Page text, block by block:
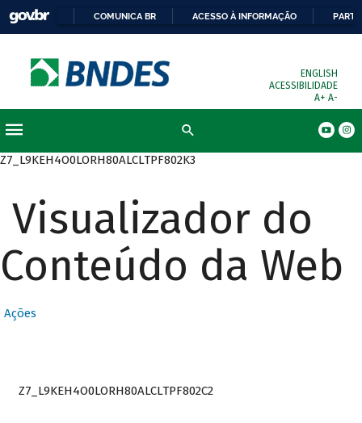
COMUNICA BR ACESSO À INFORMAÇÃO
ENGLISH
ACESSIBILIDADE
A+ A-
Z7_L9KEH4O0LORH80ALCLTPF802K3
Visualizador do
Conteúdo da Web
Ações
Z7_L9KEH4O0LORH80ALCLTPF802C2